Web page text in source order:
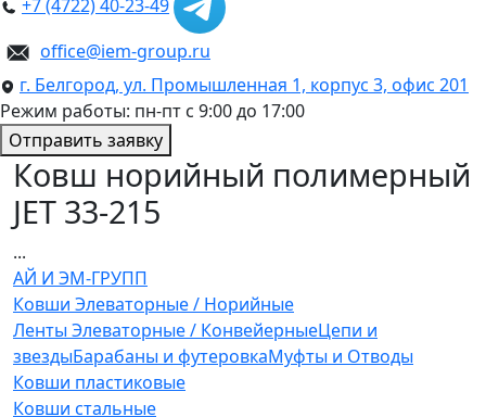
+7 (4722) 40-23-49
office@iem-group.ru
г. Белгород, ул. Промышленная 1, корпус 3, офис 201
Режим работы: пн-пт с 9:00 до 17:00
Отправить заявку
Ковш норийный полимерный
JET 33-215
...
АЙ И ЭМ-ГРУПП
Ковши Элеваторные / Норийные
Ленты Элеваторные / КонвейерныеЦепи и
звездыБарабаны и футеровкаМуфты и Отводы
Ковши пластиковые
Ковши стальные